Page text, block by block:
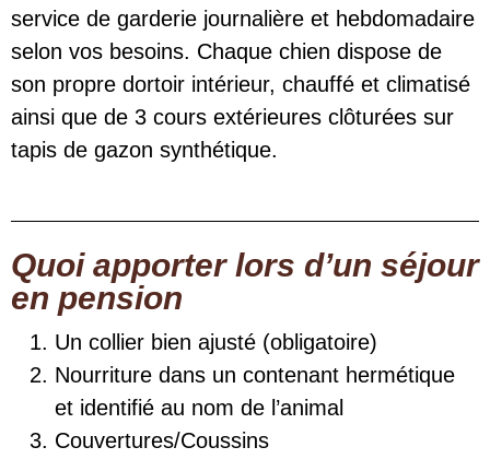
service de garderie journalière et hebdomadaire
selon vos besoins. Chaque chien dispose de
son propre dortoir intérieur, chauffé et climatisé
ainsi que de 3 cours extérieures clôturées sur
tapis de gazon synthétique.
Quoi apporter lors d’un séjour
en pension
Un collier bien ajusté (obligatoire)
Nourriture dans un contenant hermétique
et identifié au nom de l’animal
Couvertures/Coussins